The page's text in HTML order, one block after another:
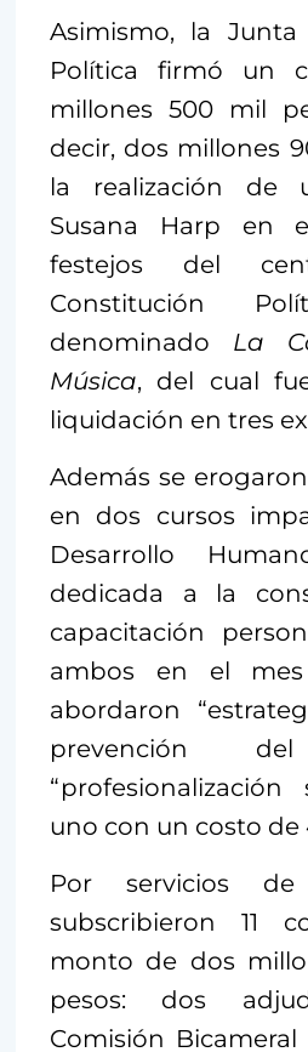
Asimismo, la
Política firmó un
millones 500 mil
decir, dos millones
la realización de
Susana Harp en
festejos del
Constitución
denominado La
Música, del cual
liquidación en tres
Además se
en dos cursos
Desarrollo
dedicada a la
capacitación
ambos en el
abordaron
prevención
“profesionalización
uno con un costo de
Por servicios
subscribieron 11
monto de dos
pesos: dos
Comisión